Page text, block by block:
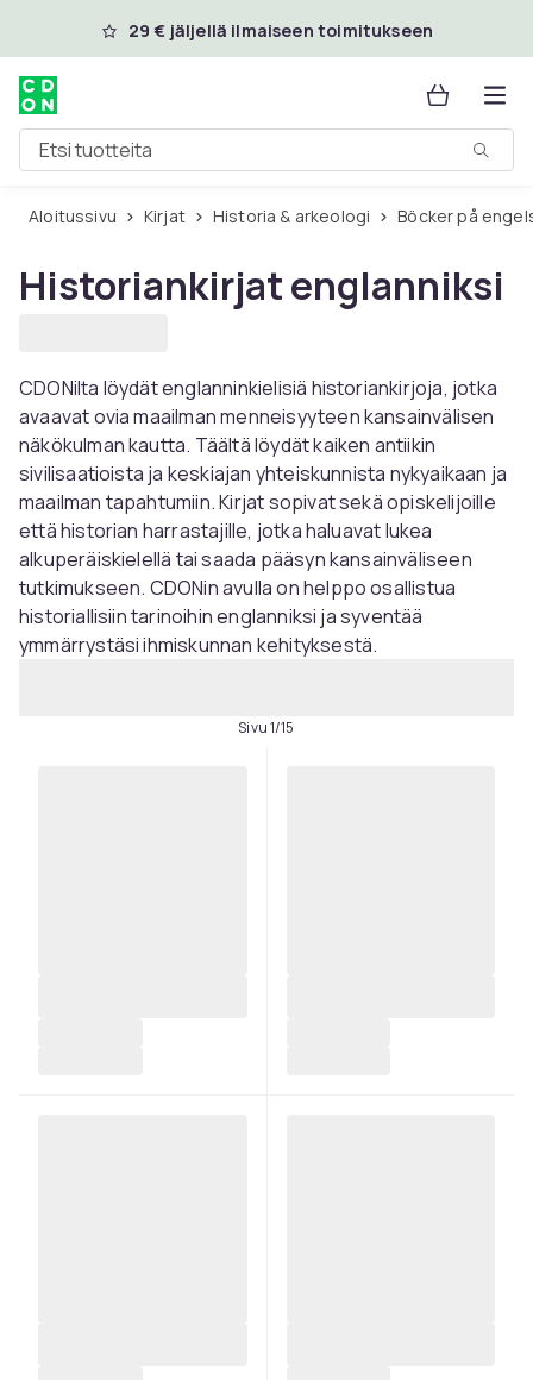
Ohita ja siirry pääsisältöön
29 € jäljellä ilmaiseen toimitukseen
Etsi tuotteita
Aloitussivu Kirjat Historia & arkeologi Böcker på
Historiankirjat englanniksi
CDONilta löydät englanninkielisiä historiankirjoja, jotka
avaavat ovia maailman menneisyyteen kansainvälisen
näkökulman kautta. Täältä löydät kaiken antiikin
sivilisaatioista ja keskiajan yhteiskunnista nykyaikaan ja
maailman tapahtumiin. Kirjat sopivat sekä opiskelijoille
että historian harrastajille, jotka haluavat lukea
alkuperäiskielellä tai saada pääsyn kansainväliseen
tutkimukseen. CDONin avulla on helppo osallistua
historiallisiin tarinoihin englanniksi ja syventää
ymmärrystäsi ihmiskunnan kehityksestä.
Sivu 1/15